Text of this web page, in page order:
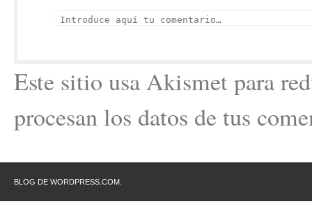
Este sitio usa Akismet para
procesan los datos de tus
BLOG DE WORDPRESS.COM.